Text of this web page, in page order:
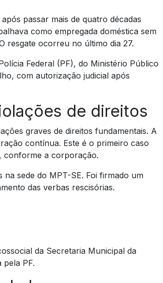
passar mais de quatro décadas
como empregada doméstica sem
resgate ocorreu no último dia 27.
Federal (PF), do Ministério Público
com autorização judicial após
de direitos
graves de direitos fundamentais. A
contínua. Este é o primeiro caso
conforme a corporação.
sede do MPT-SE. Foi firmado um
das verbas rescisórias.
da Secretaria Municipal da
pela PF.